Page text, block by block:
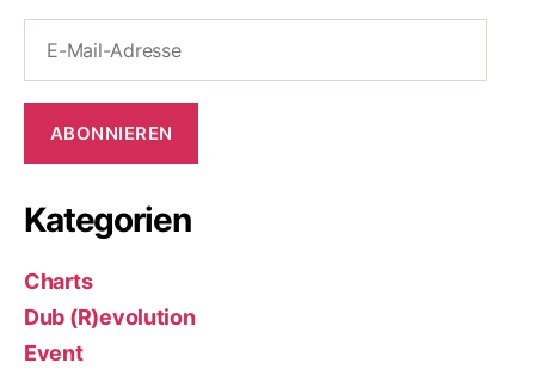
Mail-
ABONNIEREN
Kategorien
Charts
Dub (R)evolution
Event